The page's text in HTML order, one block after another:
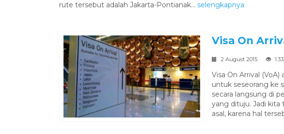
rute tersebut adalah Jakarta-Pontianak... selengkapnya
Visa On
2 August 2015
Visa On Arrival
untuk seseorang ke
secara langsung di
yang dituju. Jadi kita
asal, karena hal